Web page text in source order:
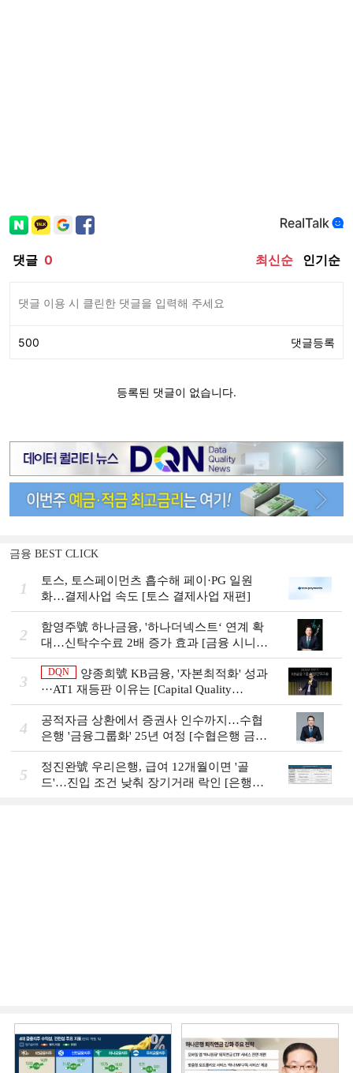
금융 BEST CLICK
1
토스, 토스페이먼츠 흡수해 페이·PG 일원
화…결제사업 속도 [토스 결제사업 재편]
2
함영주號 하나금융, '하나더넥스트‘ 연계 확
대…신탁수수료 2배 증가 효과 [금융 시니어
비즈니스 돋보기]
3
DQN
양종희號 KB금융, '자본최적화' 성과
···AT1 재등판 이유는 [Capital Quality
Review]]
4
공적자금 상환에서 증권사 인수까지…수협
은행 '금융그룹화' 25년 여정 [수협은행 금융
그룹의 꿈①]
5
정진완號 우리은행, 급여 12개월이면 '골
드'…진입 조건 낮춰 장기거래 락인 [은행권